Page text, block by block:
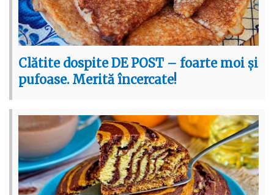
Clătite dospite DE POST – foarte moi și
pufoase. Merită încercate!